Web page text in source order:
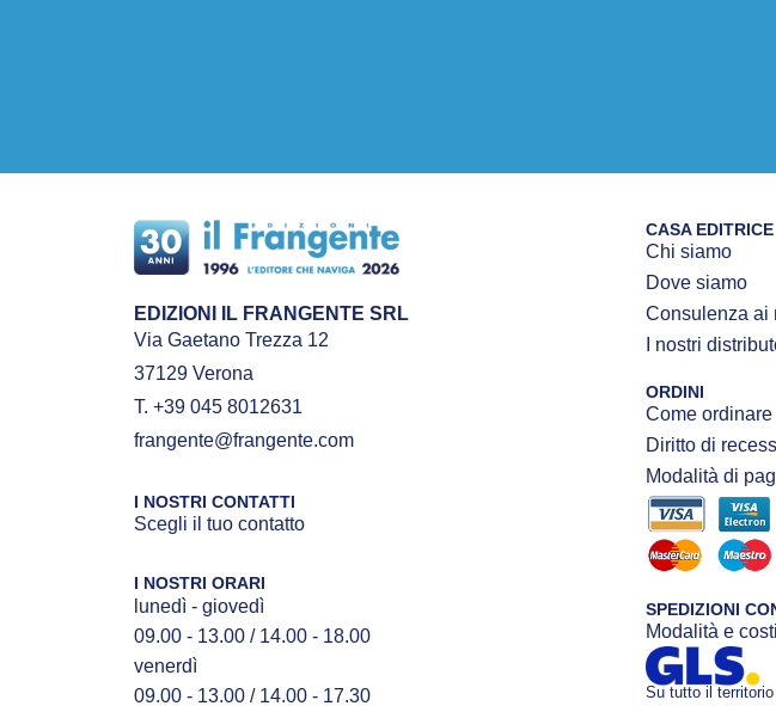
EDIZIONI IL FRANGENTE SRL
Via Gaetano Trezza 12
37129 Verona
T. +39 045 8012631
frangente@frangente.com
I NOSTRI CONTATTI
Scegli il tuo contatto
I NOSTRI ORARI
lunedì - giovedì
09.00 - 13.00 / 14.00 - 18.00
venerdì
09.00 - 13.00 / 14.00 - 17.30
CASA EDITRICE
Chi siamo
Dove siamo
Consulenza ai
I nostri
ORDINI
Come ordinare
Diritto di
Modalità di
SPEDIZIONI
Modalità e costi
Su tutto il